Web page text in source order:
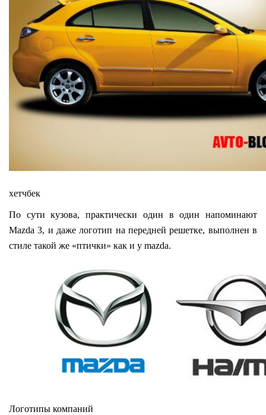
хетчбек
По сути кузова, практически один в один напоминают
Mazda 3, и даже логотип на передней решетке, выполнен в
стиле такой же «птички» как и у mazda.
Логотипы компаний